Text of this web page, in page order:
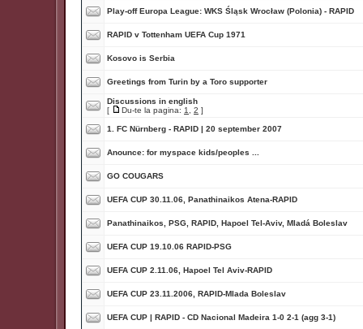
Play-off Europa League: WKS Śląsk Wrocław (Polonia) - RAPID
RAPID v Tottenham UEFA Cup 1971
Kosovo is Serbia
Greetings from Turin by a Toro supporter
Discussions in english
[
Du-te la pagina: 1 2 ]
1. FC Nürnberg - RAPID | 20 september 2007
Anounce: for myspace kids/peoples ...
GO COUGARS
UEFA CUP 30.11.06, Panathinaikos Atena-RAPID
Panathinaikos, PSG, RAPID, Hapoel Tel-Aviv, Mladá Boleslav
UEFA CUP 19.10.06 RAPID-PSG
UEFA CUP 2.11.06, Hapoel Tel Aviv-RAPID
UEFA CUP 23.11.2006, RAPID-Mlada Boleslav
UEFA CUP | RAPID - CD Nacional Madeira 1-0 2-1 (agg 3-1)